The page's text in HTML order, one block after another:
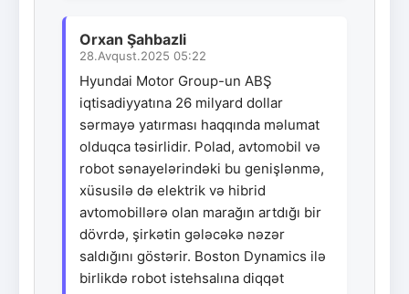
Orxan Şahbazli
28.Avqust.2025 05:22
Hyundai Motor Group-un ABŞ
iqtisadiyyatına 26 milyard dollar
sərmayə yatırması haqqında məlumat
olduqca təsirlidir. Polad, avtomobil və
robot sənayelərindəki bu genişlənmə,
xüsusilə də elektrik və hibrid
avtomobillərə olan marağın artdığı bir
dövrdə, şirkətin gələcəkə nəzər
saldığını göstərir. Boston Dynamics ilə
birlikdə robot istehsalına diqqət